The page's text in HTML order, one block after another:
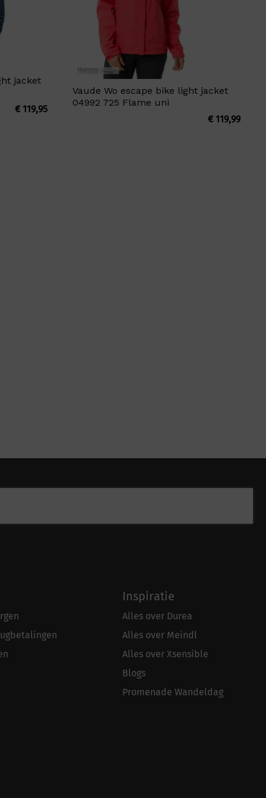
jacket
€119,95
Vaude Wo escape bike light jacket
04992 725 Flame uni
€119,99
Inspiratie
Alles over Durea
Alles over Meindl
Alles over Xsensible
Blogs
Promenade Wandeldag